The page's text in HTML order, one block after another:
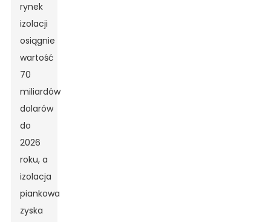
rynek
izolacji
osiągnie
wartość
70
miliardów
dolarów
do
2026
roku, a
izolacja
piankowa
zyska